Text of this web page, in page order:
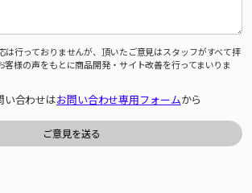
は行っておりませんが、頂いたご意見はスタッフがすべて拝
客様の声をもとに商品開発・サイト改善を行ってまいりま
い合わせはお問い合わせ専用フォームから